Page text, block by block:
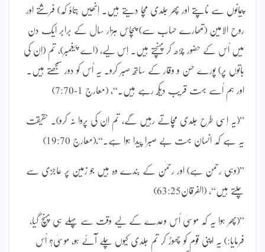
پیمانوں سے ناپتے اور پھر جلدی مچا دیتے ہیں۔ اِنھیں بتاؤ کہ) فرشتے اور
روح الامین (تمھارے حساب سے) پچاس ہزار سال کے برابر ایک دن
میں اُس کے حضور چڑھ کر پہنچتے ہیں۔ اِس لیے، (اے پیغمبر)، تم (اِن کی
باتوں پر) پورے حسن و وقار کے ساتھ صبر کرو۔ یہ اُس کو دور سمجھتے ہیں۔
اور ہم اُسے بہت قریب دیکھ رہے ہیں۔“، (معارج 1-7:70)
”(یہ اِسی طرح جلدی مچاتے رہیں گے، تم اِن کی پروا نہ کرو)۔ حقیقت
یہ ہے کہ انسان بہت بے صبرا پیدا ہوا ہے۔“،(معارج 19:70)
”(وہی رحمٰن ہے) اور رحمٰن کے بندے وہ ہیں جو زمین پر عاجزی سے
چلتے ہیں“، (الفرقان63:25)
”(پھر ہوا یہ کہ موسیٰ اُس وعدے کے لیے وقت سے پہلے ہی پہنچ گیا،
فرمایا:) یہ اپنی قوم کو چھوڑ کر تم جلدی کیوں چلے آئے ہو، موسیٰ؟ اُس